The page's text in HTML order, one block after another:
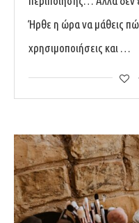
Ήρθε η ώρα να μάθεις
χρησιμοποιήσεις και …